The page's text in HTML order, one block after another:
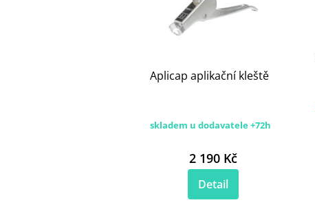
Aplicap aplikační kleště
skladem u dodavatele +72h
2 190 Kč
Detail